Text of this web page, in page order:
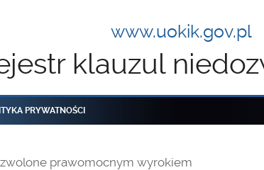
www.uokik.gov.pl
klauzul
PRYWATNOŚCI
prawomocnym wyrokiem